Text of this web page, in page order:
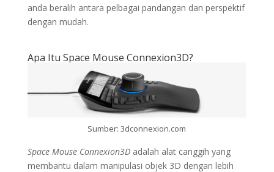
anda beralih antara pelbagai pandangan dan perspektif
dengan mudah.
Apa Itu Space Mouse Connexion3D?
Sumber: 3dconnexion.com
Space Mouse Connexion3Dadalah alat canggih yang
membantu dalam manipulasi objek 3D dengan lebih